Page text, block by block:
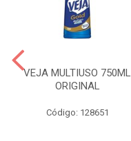
VEJA MULTIUSO 750ML
ORIGINAL
Código: 128651